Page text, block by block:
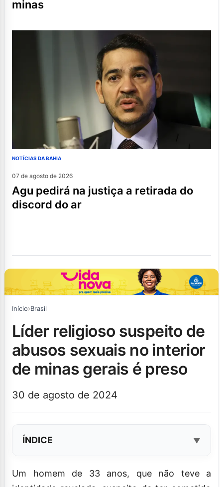
minas
NOTÍCIAS DA BAHIA
07 de agosto de 2026
agu pedirá na justiça a retirada do
discord do ar
Início›Brasil
líder religioso suspeito de
abusos sexuais no interior
de minas gerais é preso
30 de agosto de 2024
ÍNDICE
Um homem de 33 anos, que não teve a